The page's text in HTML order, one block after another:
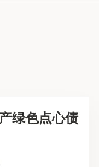
绿色点心债